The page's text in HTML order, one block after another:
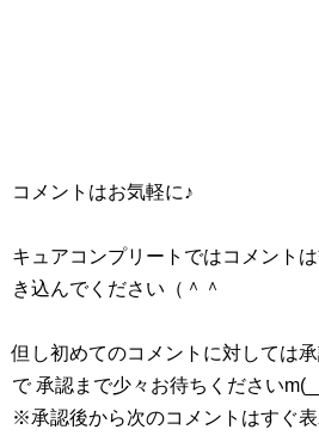
コメントはお気軽に♪
キュアコンプリートではコメント
き込んでください（＾＾
但し初めてのコメントに対しては
で 承認まで少々お待ちください
※承認後から次のコメントはすぐ